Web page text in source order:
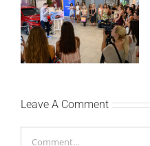
10. online rođendan,
uručile automobil
Citroën C3 i najavile
saradnju sa
šampionkom Andreom
Leave A Comment